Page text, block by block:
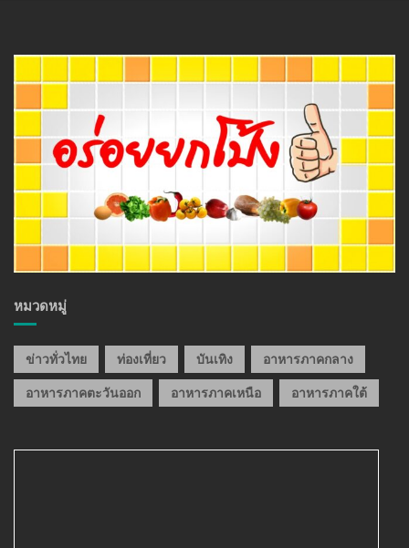
หมวดหมู่
ข่าวทั่วไทย ท่องเที่ยว บันเทิง อาหารภาคกลาง
อาหารภาคตะวันออก อาหารภาคเหนือ อาหารภาคใต้